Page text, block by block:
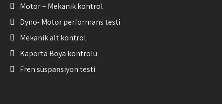
Motor – Mekanik kontrol
Dyno- Motor performans testi
Mekanik alt kontrol
Kaporta Boya kontrolü
Fren süspansiyon testi